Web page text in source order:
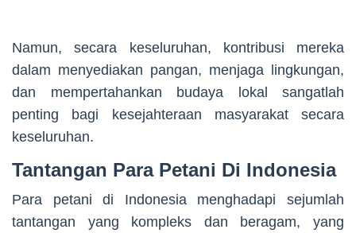
Namun, secara keseluruhan, kontribusi mereka
dalam menyediakan pangan, menjaga lingkungan,
dan mempertahankan budaya lokal sangatlah
penting bagi kesejahteraan masyarakat secara
keseluruhan.
Tantangan Para Petani Di Indonesia
Para petani di Indonesia menghadapi sejumlah
tantangan yang kompleks dan beragam, yang